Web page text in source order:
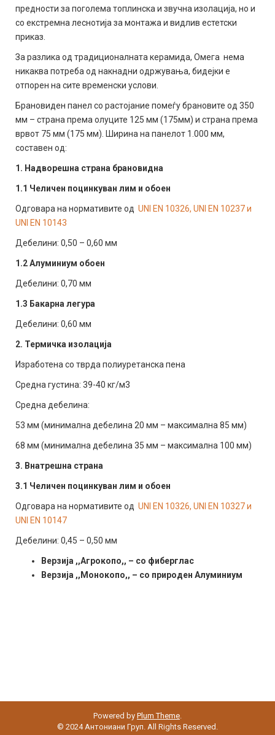
предности за поголема топлинска и звучна изолација, но и
со екстремна леснотија за монтажа и видлив естетски
приказ.
За разлика од традиционалната керамида, Омега нема
никаква потреба од накнадни одржувања, бидејки е
отпорен на сите временски услови.
Брановиден панел со растојание помеѓу брановите од 350
мм – страна према олуците 125 мм (175мм) и страна према
врвот 75 мм (175 мм). Ширина на панелот 1.000 мм,
составен од:
1. Надворешна страна брановидна
1.1 Челичен поцинкуван лим и обоен
Одговара на нормативите од UNI EN 10326, UNI EN 10237 и
UNI EN 10143
Дебелини: 0,50 – 0,60 мм
1.2Алуминиум обоен
Дебелини: 0,70 мм
1.3 Бакарна легура
Дебелини: 0,60 мм
2. Термичка изолација
Изработена со тврда полиуретанска пена
Средна густина: 39-40 кг/м3
Средна дебелина:
53 мм (минимална дебелина 20 мм – максимална 85 мм)
68 мм (минимална дебелина 35 мм – максимална 100 мм)
3. Внатрешна страна
3.1 Челичен поцинкуван лим и обоен
Одговара на нормативите од UNI EN 10326, UNI EN 10327 и
UNI EN 10147
Дебелини: 0,45 – 0,50 мм
Верзија ,,Агрокопо,, – со фиберглас
Верзија ,,Монокопо,, – со природен Алуминиум
Powered by Plum Theme.
© 2024 Антониани Груп. All Rights Reserved.